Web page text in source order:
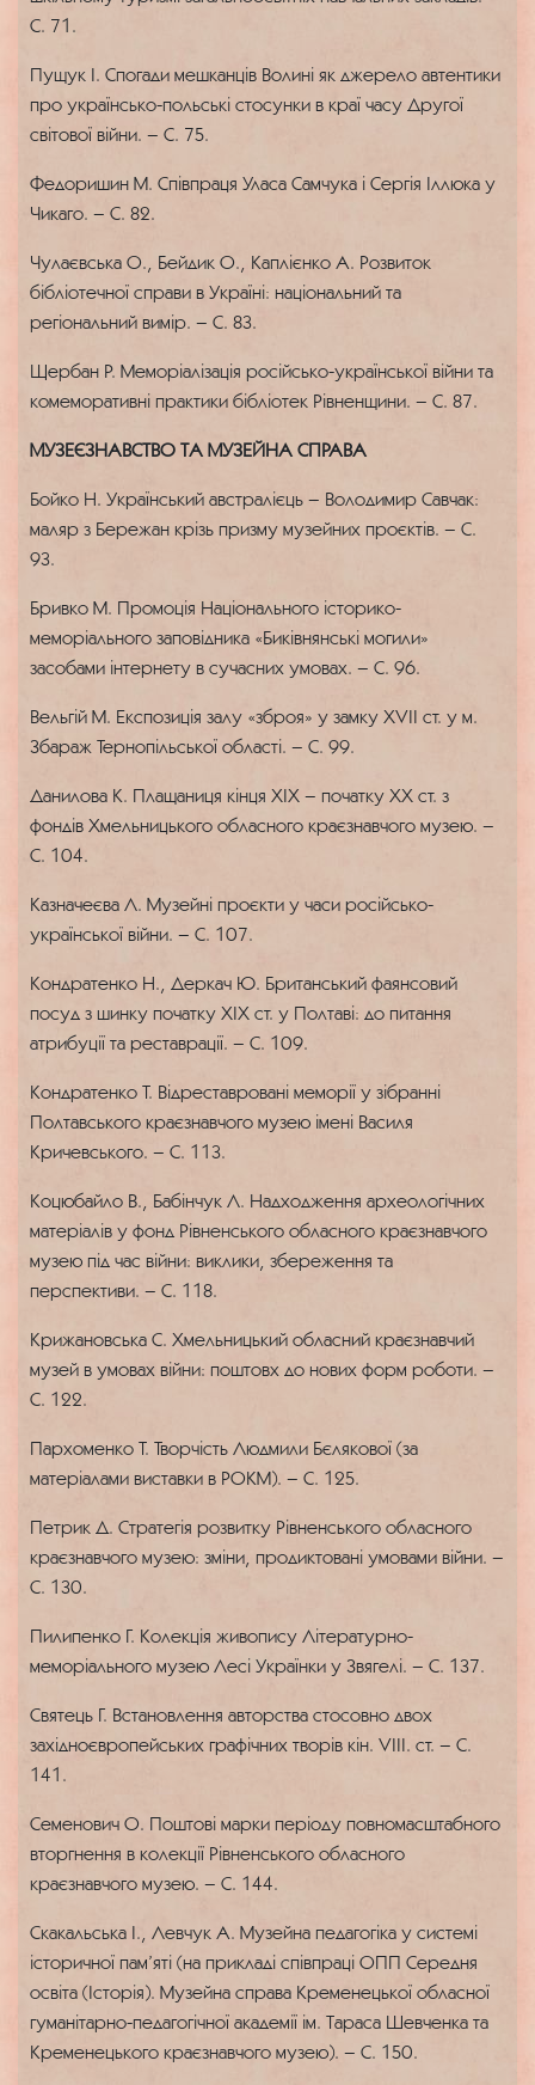
С. 71.
Пущук І. Спогади мешканців Волині як джерело автентики
про українсько-польські стосунки в краї часу Другої
світової війни. – С. 75.
Федоришин М. Співпраця Уласа Самчука і Сергія Іллюка у
Чикаго. – С. 82.
Чулаєвська О., Бейдик О., Каплієнко А. Розвиток
бібліотечної справи в Україні: національний та
регіональний вимір. – С. 83.
Щербан Р. Меморіалізація російсько-української війни та
комеморативні практики бібліотек Рівненщини. – С. 87.
МУЗЕЄЗНАВСТВО ТА МУЗЕЙНА СПРАВА
Бойко Н. Український австралієць – Володимир Савчак:
маляр з Бережан крізь призму музейних проєктів. – С.
93.
Бривко М. Промоція Національного історико-
меморіального заповідника «Биківнянські могили»
засобами інтернету в сучасних умовах. – С. 96.
Вельгій М. Експозиція залу «зброя» у замку XVII ст. у м.
Збараж Тернопільської області. – С. 99.
Данилова К. Плащаниця кінця XIX – початку XX ст. з
фондів Хмельницького обласного краєзнавчого музею. –
С. 104.
Казначеєва Л. Музейні проєкти у часи російсько-
української війни. – С. 107.
Кондратенко Н., Деркач Ю. Британський фаянсовий
посуд з шинку початку XIX ст. у Полтаві: до питання
атрибуції та реставрації. – С. 109.
Кондратенко Т. Відреставровані меморії у зібранні
Полтавського краєзнавчого музею імені Василя
Кричевського. – С. 113.
Коцюбайло В., Бабінчук Л. Надходження археологічних
матеріалів у фонд Рівненського обласного краєзнавчого
музею під час війни: виклики, збереження та
перспективи. – С. 118.
Крижановська С. Хмельницький обласний краєзнавчий
музей в умовах війни: поштовх до нових форм роботи. –
С. 122.
Пархоменко Т. Творчість Людмили Бєлякової (за
матеріалами виставки в РОКМ). – С. 125.
Петрик Д. Стратегія розвитку Рівненського обласного
краєзнавчого музею: зміни, продиктовані умовами війни. –
С. 130.
Пилипенко Г. Колекція живопису Літературно-
меморіального музею Лесі Українки у Звягелі. – С. 137.
Святець Г. Встановлення авторства стосовно двох
західноєвропейських графічних творів кін. VIII. ст. – С.
141.
Семенович О. Поштові марки періоду повномасштабного
вторгнення в колекції Рівненського обласного
краєзнавчого музею. – С. 144.
Скакальська І., Левчук А. Музейна педагогіка у системі
історичної пам’яті (на прикладі співпраці ОПП Середня
освіта (Історія). Музейна справа Кременецької обласної
гуманітарно-педагогічної академії ім. Тараса Шевченка та
Кременецького краєзнавчого музею). – С. 150.